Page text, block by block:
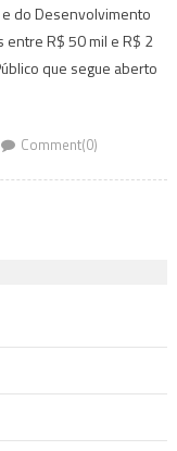
e do Desenvolvimento
entre R$ 50 mil e R$ 2
que segue aberto
Comment(0)